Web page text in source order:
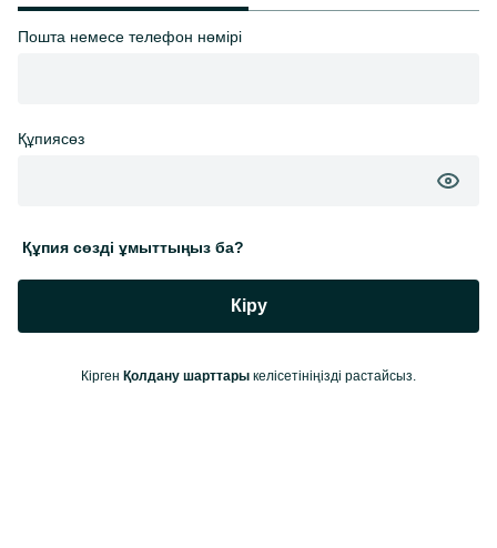
Пошта немесе телефон нөмірі
Құпиясөз
Құпия сөзді ұмыттыңыз ба?
Кіру
Кірген Қолдану шарттары келісетініңізді растайсыз.